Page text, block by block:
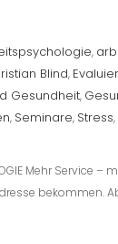
,
Blind,
Gesundheit,
, Seminare, Stress,
Mehr